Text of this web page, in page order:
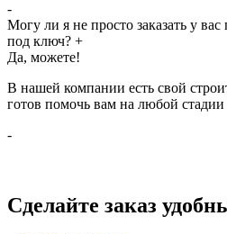
-
Могу ли я не просто заказать у
под ключ? +
Да, можете!
В нашей компании есть свой
готов помочь вам на любой стадии
-
Сделайте заказ